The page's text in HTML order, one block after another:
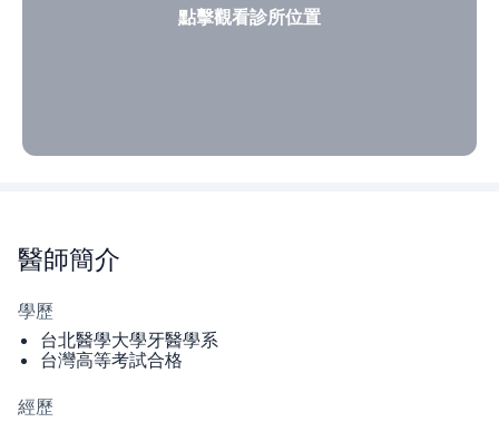
點擊觀看診所位置
醫師簡介
學歷
台北醫學大學牙醫學系
台灣高等考試合格
經歷